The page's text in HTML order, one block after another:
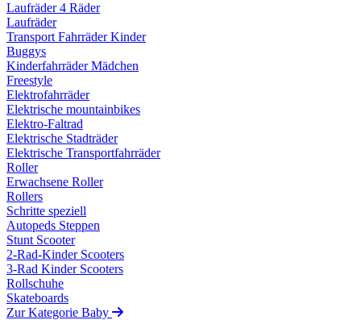
Laufräder 4 Räder
Laufräder
Transport Fahrräder Kinder
Buggys
Kinderfahrräder Mädchen
Freestyle
Elektrofahrräder
Elektrische mountainbikes
Elektro-Faltrad
Elektrische Stadträder
Elektrische Transportfahrräder
Roller
Erwachsene Roller
Rollers
Schritte speziell
Autopeds Steppen
Stunt Scooter
2-Rad-Kinder Scooters
3-Rad Kinder Scooters
Rollschuhe
Skateboards
Zur Kategorie Baby